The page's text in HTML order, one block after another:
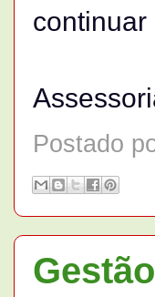
continuar
Postado